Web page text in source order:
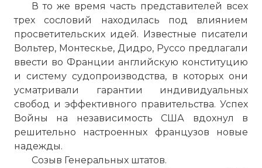
В то же время часть представителей всех
трех сословий находилась под влиянием
просветительских идей. Известные писатели
Вольтер, Монтескье, Дидро, Руссо предлагали
ввести во Франции английскую конституцию
и систему судопроизводства, в которых они
усматривали гарантии индивидуальных
свобод и эффективного правительства. Успех
Войны на независимость США вдохнул в
решительно настроенных французов новые
надежды.
Созыв Генеральных штатов.